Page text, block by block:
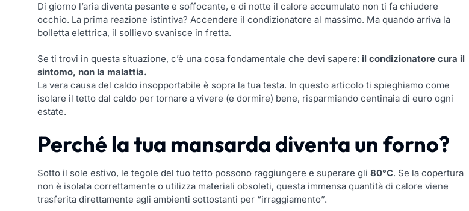
Di giorno l’aria diventa pesante e soffocante, e di notte il calore accumulato non ti fa chiudere
occhio. La prima reazione istintiva? Accendere il condizionatore al massimo. Ma quando arriva la
bolletta elettrica, il sollievo svanisce in fretta.
Se ti trovi in questa situazione, c’è una cosa fondamentale che devi sapere: il condizionatore cura il
sintomo, non la malattia.
La vera causa del caldo insopportabile è sopra la tua testa. In questo articolo ti spieghiamo come
isolare il tetto dal caldo per tornare a vivere (e dormire) bene, risparmiando centinaia di euro ogni
estate.
Perché la tua mansarda diventa un forno?
Sotto il sole estivo, le tegole del tuo tetto possono raggiungere e superare gli 80°C. Se la copertura
non è isolata correttamente o utilizza materiali obsoleti, questa immensa quantità di calore viene
trasferita direttamente agli ambienti sottostanti per “irraggiamento”.